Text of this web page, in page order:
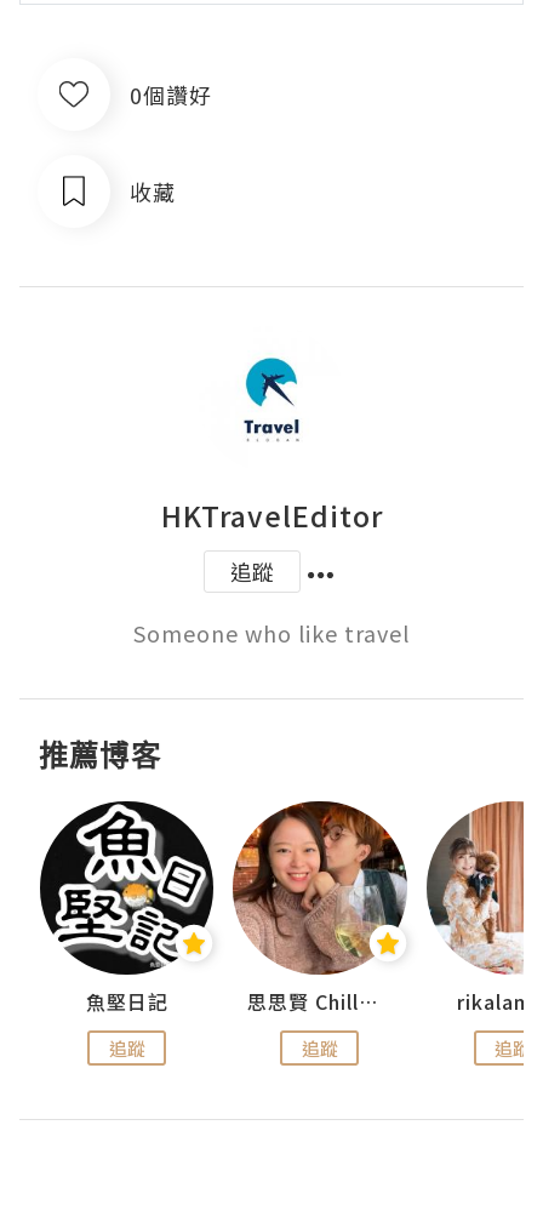
0個讚好
收藏
HKTravelEditor
追蹤
Someone who like travel
推薦博客
魚堅日記
追蹤
思思賢 ChillMyBabe
追蹤 追蹤